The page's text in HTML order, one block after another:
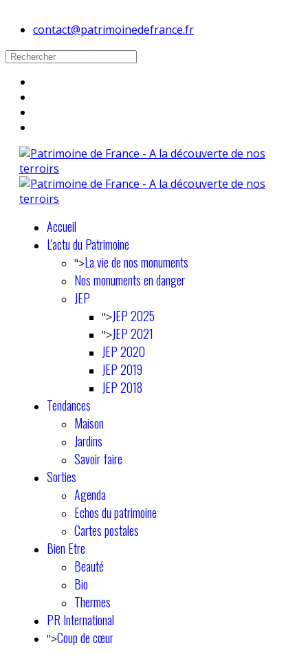
contact@patrimoinedefrance.fr
Accueil
L'actu du Patrimoine
">La vie de nos monuments
Nos monuments en danger
JEP
">JEP 2025
">JEP 2021
JEP 2020
JEP 2019
JEP 2018
Tendances
Maison
Jardins
Savoir faire
Sorties
Agenda
Echos du patrimoine
Cartes postales
Bien Etre
Beauté
Bio
Thermes
PR International
">Coup de cœur